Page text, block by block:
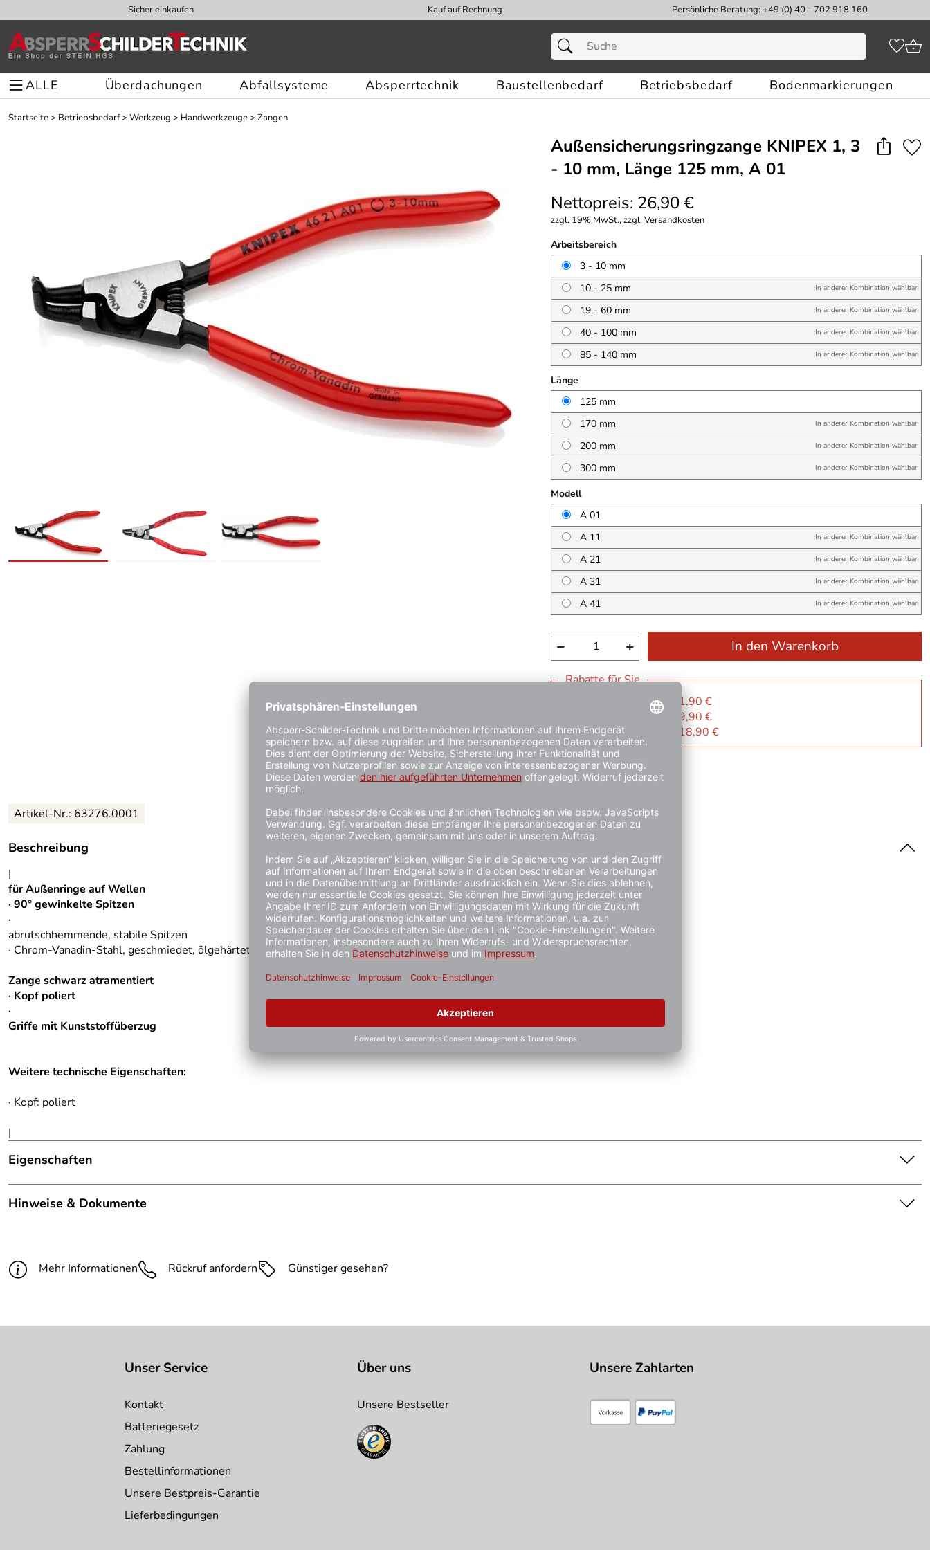
Sicher einkaufen Kauf auf Rechnung Persönliche Beratung: +49 (0) 40 - 702 918 160
ALLE Überdachungen Abfallsysteme Absperrtechnik Baustellenbedarf Betriebsbedarf Bodenmarkierungen
Startseite> Betriebsbedarf> Werkzeug > Handwerkzeuge> Zangen
Außensicherungsringzange KNIPEX 1, 3
- 10 mm, Länge 125 mm, A 01
Nettopreis: 26,90 €
zzgl. 19% MwSt., zzgl.Versandkosten
Arbeitsbereich
3 - 10 mm
10 - 25 mm
In anderer Kombination wählbar
19 - 60 mm In anderer Kombination wählbar
40 - 100 mm In anderer Kombination wählbar
85 - 140 mm In anderer Kombination wählbar
Länge
125 mm
170 mm
In anderer Kombination wählbar
200 mm In anderer Kombination wählbar
300 mm In anderer Kombination wählbar
Modell
A 01
A 11
In anderer Kombination wählbar
A 21 In anderer Kombination wählbar
A 31 In anderer Kombination wählbar
A 41 In anderer Kombination wählbar
− + In den Warenkorb
Rabatte für Sie
ab 4 Stück: je Artikel 21,90 €
ab 8 Stück: je Artikel 19,90 €
ab 16 Stück: je Artikel 18,90 €
1 - 3 Werktage
Artikel-Nr.: 63276.0001
Beschreibung
|
für Außenringe auf Wellen
· 90° gewinkelte Spitzen
·
abrutschhemmende, stabile Spitzen
· Chrom-Vanadin-Stahl, geschmiedet, ölgehärtet
Zange schwarz atramentiert
· Kopf poliert
·
Griffe mit Kunststoffüberzug
Weitere technische Eigenschaften:
· Kopf: poliert
|
Eigenschaften
Länge:
Hinweise & Dokumente
PDF 81 sonstiges PDF-Dokument 1 (101kB)
Mehr Informationen Rückruf anfordern Günstiger gesehen?
Unser Service
Kontakt
Batteriegesetz
Zahlung
Bestellinformationen
Unsere Bestpreis-Garantie
Lieferbedingungen
Über uns
Unsere Bestseller
Unsere Zahlarten